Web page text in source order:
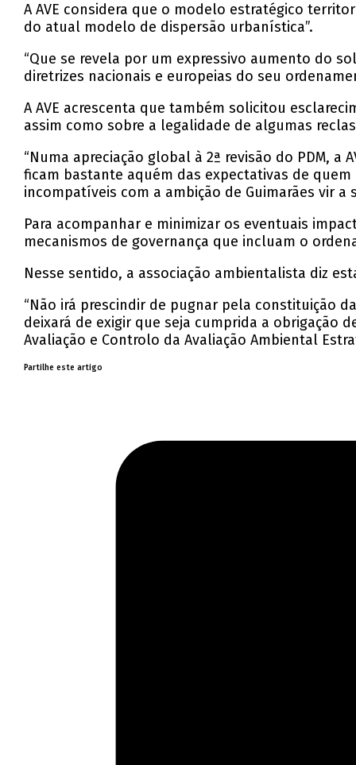
A AVE considera que o modelo estratégico
do atual modelo de dispersão urbanística”.
“Que se revela por um expressivo aumento do
diretrizes nacionais e europeias do seu
A AVE acrescenta que também solicitou
assim como sobre a legalidade de algumas
“Numa apreciação global à 2ª revisão do PDM,
ficam bastante aquém das expectativas de
incompatíveis com a ambição de Guimarães vir a
Para acompanhar e minimizar os eventuais
mecanismos de governança que incluam o
Nesse sentido, a associação ambientalista diz
“Não irá prescindir de pugnar pela constituição
deixará de exigir que seja cumprida a obrigação
Avaliação e Controlo da Avaliação Ambiental
Partilhe este artigo